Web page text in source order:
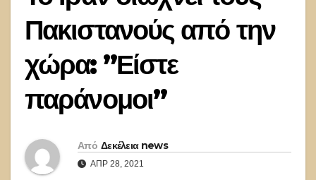
Πακιστανούς από την
χώρα: ”Είστε
παράνομοι”
Από Δεκέλεια news
ΑΠΡ 28, 2021